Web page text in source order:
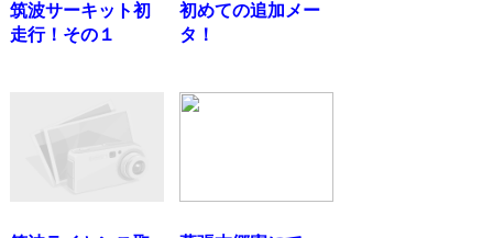
筑波サーキット初
走行！その１
初めての追加メー
タ！